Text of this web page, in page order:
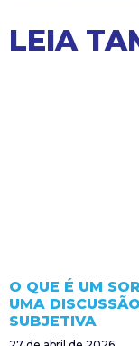
LEIA
O QUE É UM
UMA
SUBJETIVA